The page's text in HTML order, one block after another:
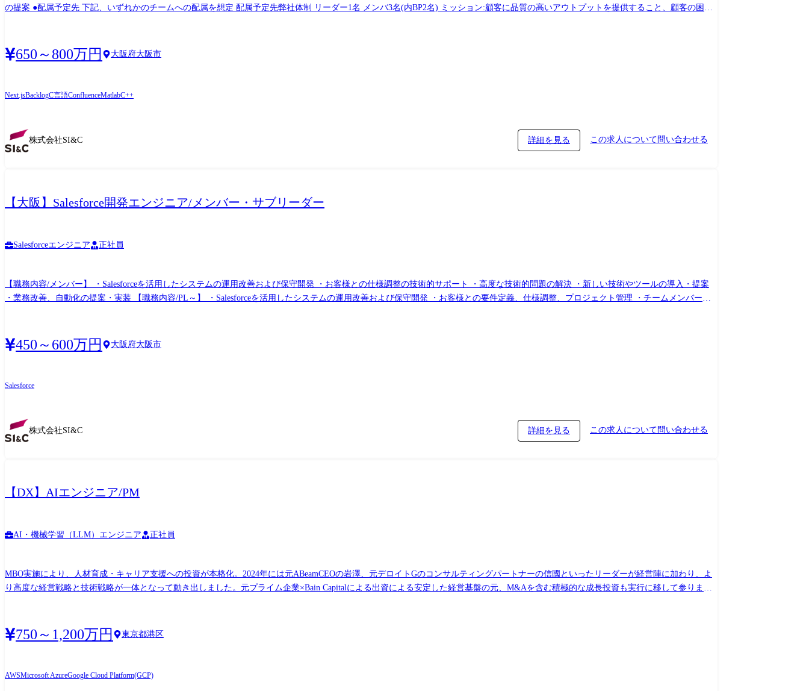
の提案 ●配属予定先 下記、いずれかのチームへの配属を想定 配属予定先弊社体制 リーダー1名 メンバ3名(内BP2名) ミッション:顧客に品質の高いアウトプットを提供すること、顧客の困り
バーター開発 ・ボデーECU開発 ・車載IoT製品開発 ・自走搬送機開発 ・車載ゲートウェイ開発 ●開発環境 ・C言語、C++ ・S32DS ・FreeRTOS ・jira、Confluence ・Bitbucket ・NextDesign
650～800万円 大阪府大阪市
Next.jsBacklogC言語ConfluenceMatlabC++
株式会社SI&C 詳細を見る この求人について問い合わせる
【大阪】Salesforce開発エンジニア/メンバー・サブリーダー
Salesforceエンジニア 正社員
【職務内容/メンバー】 ・Salesforceを活用したシステムの運用改善および保守開発 ・お客様との仕様調整の技術的サポート ・高度な技術的問題の解決 ・新しい技術やツールの導入・提案
・業務改善、自動化の提案・実装 【職務内容/PL～】 ・Salesforceを活用したシステムの運用改善および保守開発 ・お客様との要件定義、仕様調整、プロジェクト管理 ・チームメンバーの
450～600万円 大阪府大阪市
Salesforce
株式会社SI&C 詳細を見る この求人について問い合わせる
【DX】AIエンジニア/PM
AI・機械学習（LLM）エンジニア 正社員
MBO実施により、人材育成・キャリア支援への投資が本格化。2024年には元ABeamCEOの岩澤、元デロイトGのコンサルティングパートナーの信國といったリーダーが経営陣に加わり、よ
り高度な経営戦略と技術戦略が一体となって動き出しました。元プライム企業×Bain Capitalによる出資による安定した経営基盤の元、M&Aを含む積極的な成長投資も実行に移して参りまし
グループインすることが決定いたしました。 詳細はこちらのリリースをご覧ください。 https://www.siac.co.jp/news/2249 DX Solution PL/PMとして、基本プライム案件を中心に、金融・保
険・製造業・流通業等、BtoB領域における多種多様な業種・業態のお客様に対して、担当案件におけるプロジェクト推進を担当して頂きます。 ・プロジェクト管理(3～30名)全般 ※PL管理
造、テストの開発一連作業 ・プロジェクトメンバー育成 ●注力領域・取扱プラットフォーム・プロダクト例 Azure OpenAI/Google Gemini/IBM watsonx/SalesForce
750～1,200万円 東京都港区
AWSMicrosoft AzureGoogle Cloud Platform(GCP)